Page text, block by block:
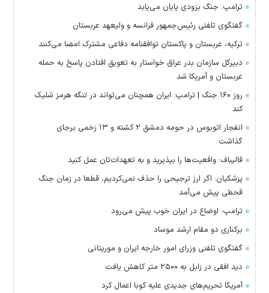
ترامپ: جنگ بزودی پایان می‌یابد
گفتگوی تلفنی رئیس‌جمهور فرانسه و ولیعهد عربستان
ترکیه، عربستان و پاکستان توافقنامه دفاعی مشترک امضا می‌کنند
دبیرکل سازمان بدر عراق خواستار به تعویق افتادن پاسخ به حمله
عربستان و آمریکا شد
روز ۱۶۰ جنگ | ترامپ: ایران همچنان می‌تواند در تنگه هرمز شلیک
کند
انفجار اتوبوس در حومه دمشق ۲ کشته و ۱۳ زخمی برجای
گذاشت
قالیباف: واقعیت‌ها را بپذیرید و به تعهدات‌تان عمل کنید
پزشکیان: اگر ارز ترجیحی را حذف نمی‌کردیم، قطعا در زمان جنگ
قحطی پیش می‌آمد
ترامپ: اوضاع در ایران خوب پیش می‌رود
برکناری دو مقام ارشد موساد
گفتگوی تلفنی وزرای امور خارجه ایران و موریتانی
دید افقی در زابل به ۲۵۰۰ متر کاهش یافت
آمریکا تحریم‌های جدیدی علیه کوبا اعمال کرد